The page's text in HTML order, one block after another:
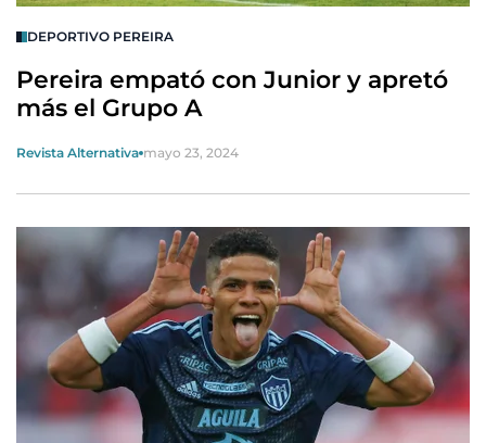
DEPORTIVO PEREIRA
Pereira empató con Junior y apretó
más el Grupo A
Revista Alternativa mayo 23, 2024